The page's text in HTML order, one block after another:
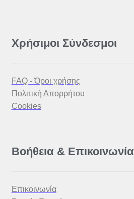
Χρήσιμοι Σύνδεσμοι
FAQ - Όροι χρήσης
Πολιτική Απορρήτου
Cookies
Βοήθεια & Επικοινωνία
Επικοινωνία